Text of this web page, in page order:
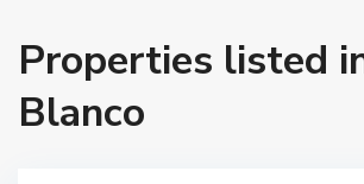
Properties listed
Blanco